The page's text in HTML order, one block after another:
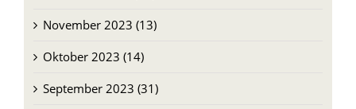
November 2023 (13)
Oktober 2023 (14)
September 2023 (31)